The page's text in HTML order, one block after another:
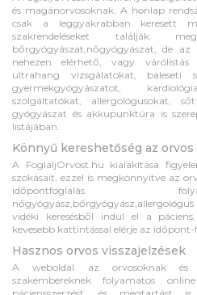
és magánorvosoknak. A honlap
csak a leggyakrabban keresett
szakrendeléseket találják
bőrgyógyászat,nőgyógyászat, de az
nehezen elérhető, vagy várólistás
ultrahang vizsgálatokat, baleseti
gyermekgyógyászatot,
szolgáltatókat, allergológusokat,
gyógyászat és akkupunktúra is
listájában.
Könnyű kereshetőség az
A FoglaljOrvost.hu kialakítása
szokásait, ezzel is megkönnyítve az
időpontfoglalás
vidéki keresésből indul el a
kevesebb kattintással elérje az időpont-
Hasznos orvos visszajelzések
A weboldal az orvosoknak és
szakembereknek folyamatos